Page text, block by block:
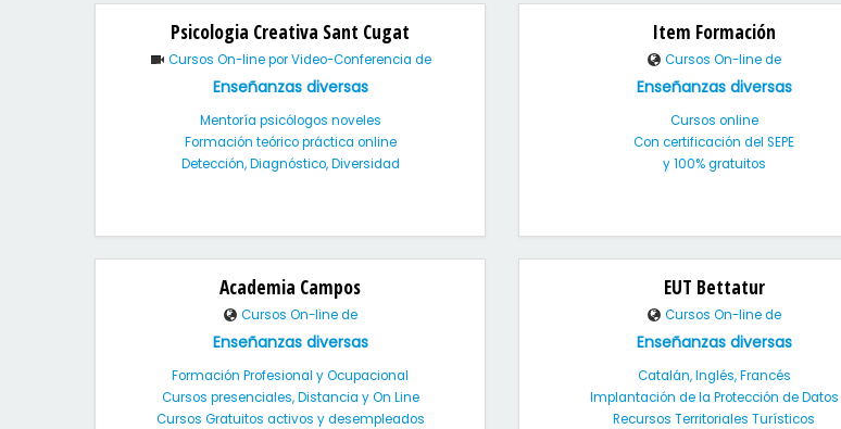
Psicologia Creativa Sant Cugat
Cursos On-line por Video-Conferencia de
Enseñanzas diversas
Mentoría psicólogos noveles
Formación teórico práctica online
Detección, Diagnóstico, Diversidad
Item Formación
Cursos On-line de
Enseñanzas diversas
Cursos online
Con certificación del SEPE
y 100% gratuitos
Academia Campos
Cursos On-line de
Enseñanzas diversas
Formación Profesional y Ocupacional
Cursos presenciales, Distancia y On Line
Cursos Gratuitos activos y desempleados
EUT Bettatur
Cursos On-line de
Enseñanzas diversas
Catalán, Inglés, Francés
Implantación de la Protección de Datos
Recursos Territoriales Turísticos